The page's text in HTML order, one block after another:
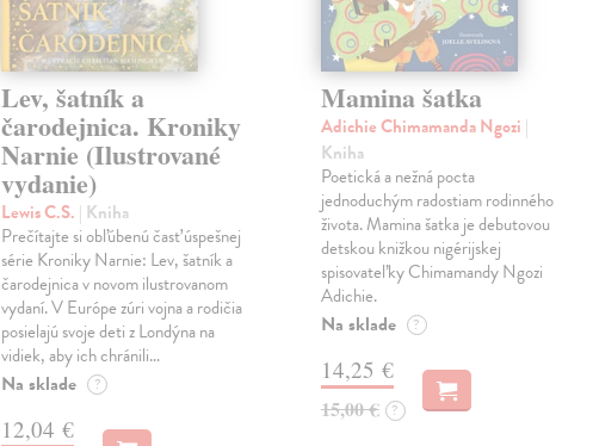
Lev, šatník a
čarodejnica. Kroniky
Narnie (Ilustrované
vydanie)
Lewis C.S. | Kniha
Prečítajte si obľúbenú časť úspešnej
série Kroniky Narnie: Lev, šatník a
čarodejnica v novom ilustrovanom
vydaní. V Európe zúri vojna a rodičia
posielajú svoje deti z Londýna na
vidiek, aby ich chránili…
Na sklade ?
12,04 €
Mamina šatka
Adichie Chimamanda Ngozi |
Kniha
Poetická a nežná pocta
jednoduchým radostiam rodinného
života. Mamina šatka je debutovou
detskou knižkou nigérijskej
spisovateľky Chimamandy Ngozi
Adichie.
Na sklade ?
14,25 €
15,00 € ?